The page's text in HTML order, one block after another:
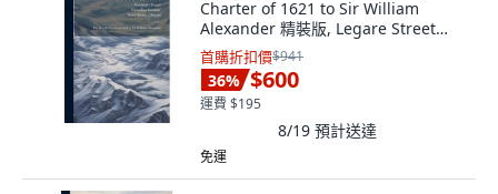
Charter of 1621 to Sir William
Alexander 精裝版, Legare Street
Press, 英文
首購折扣價$941
36% $600
運費 $195
8/19 預計送達
免運